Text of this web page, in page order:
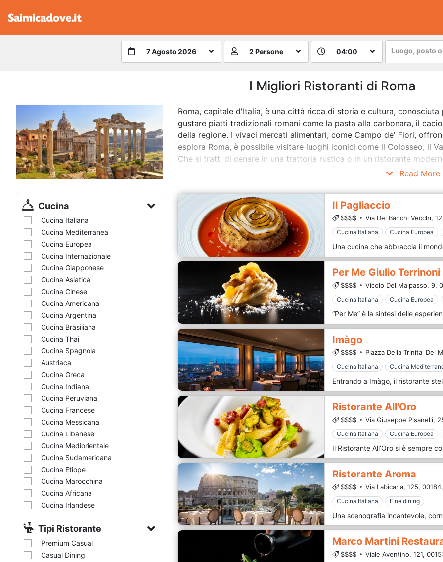
7 Agosto 2026 2 Persone 04:00 Luogo, posto
I Migliori Ristoranti di Roma
Cucina
Cucina Italiana
Cucina Mediterranea
Cucina Europea
Cucina Internazionale
Cucina Giapponese
Cucina Asiatica
Cucina Cinese
Cucina Americana
Cucina Argentina
Cucina Brasiliana
Cucina Thai
Cucina Spagnola
Austriaca
Cucina Greca
Cucina Indiana
Cucina Peruviana
Cucina Francese
Cucina Messicana
Cucina Libanese
Cucina Mediorientale
Cucina Sudamericana
Cucina Etiope
Cucina Marocchina
Cucina Africana
Cucina Irlandese
Tipi Ristorante
Premium Casual
Casual Dining
Roma, capitale d'Italia, è una città ricca di storia e cultura,
gustare piatti tradizionali romani come la pasta alla carbonara, il
della regione. I vivaci mercati alimentari, come Campo de' Fiori,
esplora Roma, è possibile visitare luoghi iconici come il Colosseo, il
Che si tratti di cenare in una trattoria rustica o in un ristorante
Read More
Il Pagliaccio
$$$$ Via Dei Banchi Vecchi,
Cucina Italiana Cucina Europea
Per Me Giulio Terrinoni
$$$$ Vicolo Del Malpasso, 9,
Cucina Italiana Cucina Europea
Imàgo
$$$$ Piazza Della Trinita' Dei
Cucina Italiana Cucina
Ristorante All'Oro
$$$$ Via Giuseppe Pisanelli,
Cucina Italiana Cucina Europea
Ristorante Aroma
$$$$ Via Labicana, 125, 00184,
Cucina Italiana Fine dining
Marco Martini
$$$$ Viale Aventino, 121,